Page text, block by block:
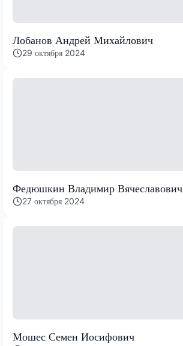
Лобанов Андрей Михайлович
29 октября 2024
Федюшкин Владимир Вячеславович
27 октября 2024
Мошес Семен Иосифович